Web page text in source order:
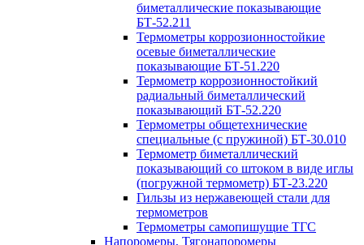
биметаллические показывающие
БТ-52.211
Термометры коррозионностойкие
осевые биметаллические
показывающие БТ-51.220
Термометр коррозионностойкий
радиальный биметаллический
показывающий БТ-52.220
Термометры общетехнические
специальные (с пружиной) БТ-30.010
Термометр биметаллический
показывающий со штоком в виде иглы
(погружной термометр) БТ-23.220
Гильзы из нержавеющей стали для
термометров
Термометры самопишущие ТГС
Напоромеры, Тягонапоромеры